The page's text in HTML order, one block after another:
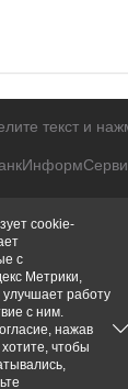
текст и
Для
банков,
точного и
условия
cookie-
с
Метрики,
работу
с ним.
нажав
чтобы